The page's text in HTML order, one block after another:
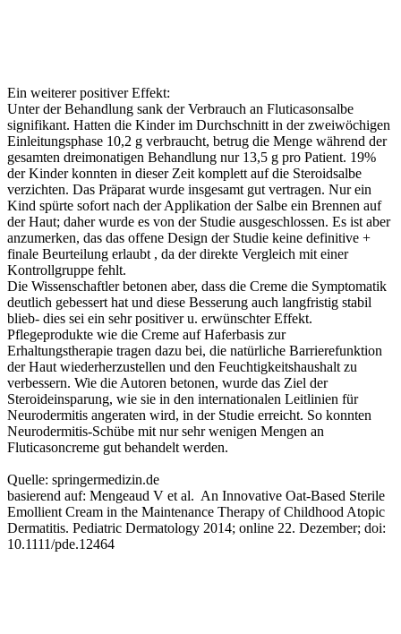
Ein weiterer positiver Effekt:
Unter der Behandlung sank der Verbrauch an Fluticasonsalbe
signifikant. Hatten die Kinder im Durchschnitt in der zweiwöchigen
Einleitungsphase 10,2 g verbraucht, betrug die Menge während der
gesamten dreimonatigen Behandlung nur 13,5 g pro Patient. 19%
der Kinder konnten in dieser Zeit komplett auf die Steroidsalbe
verzichten. Das Präparat wurde insgesamt gut vertragen. Nur ein
Kind spürte sofort nach der Applikation der Salbe ein Brennen auf
der Haut; daher wurde es von der Studie ausgeschlossen. Es ist aber
anzumerken, das das offene Design der Studie keine definitive +
finale Beurteilung erlaubt , da der direkte Vergleich mit einer
Kontrollgruppe fehlt.
Die Wissenschaftler betonen aber, dass die Creme die Symptomatik
deutlich gebessert hat und diese Besserung auch langfristig stabil
blieb- dies sei ein sehr positiver u. erwünschter Effekt.
Pflegeprodukte wie die Creme auf Haferbasis zur
Erhaltungstherapie tragen dazu bei, die natürliche Barrierefunktion
der Haut wiederherzustellen und den Feuchtigkeitshaushalt zu
verbessern. Wie die Autoren betonen, wurde das Ziel der
Steroideinsparung, wie sie in den internationalen Leitlinien für
Neurodermitis angeraten wird, in der Studie erreicht. So konnten
Neurodermitis-Schübe mit nur sehr wenigen Mengen an
Fluticasoncreme gut behandelt werden.
Quelle: springermedizin.de
basierend auf: Mengeaud V et al. An Innovative Oat-Based Sterile
Emollient Cream in the Maintenance Therapy of Childhood Atopic
Dermatitis. Pediatric Dermatology 2014; online 22. Dezember; doi:
10.1111/pde.12464